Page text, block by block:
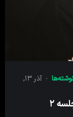
آذر ۱۳,
۲